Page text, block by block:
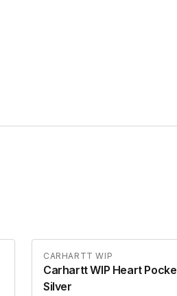
CARHARTT WIP
Carhartt WIP Heart
Silver